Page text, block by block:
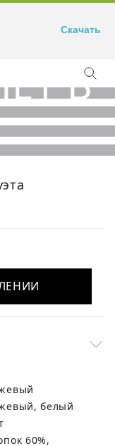
белый
Скачать